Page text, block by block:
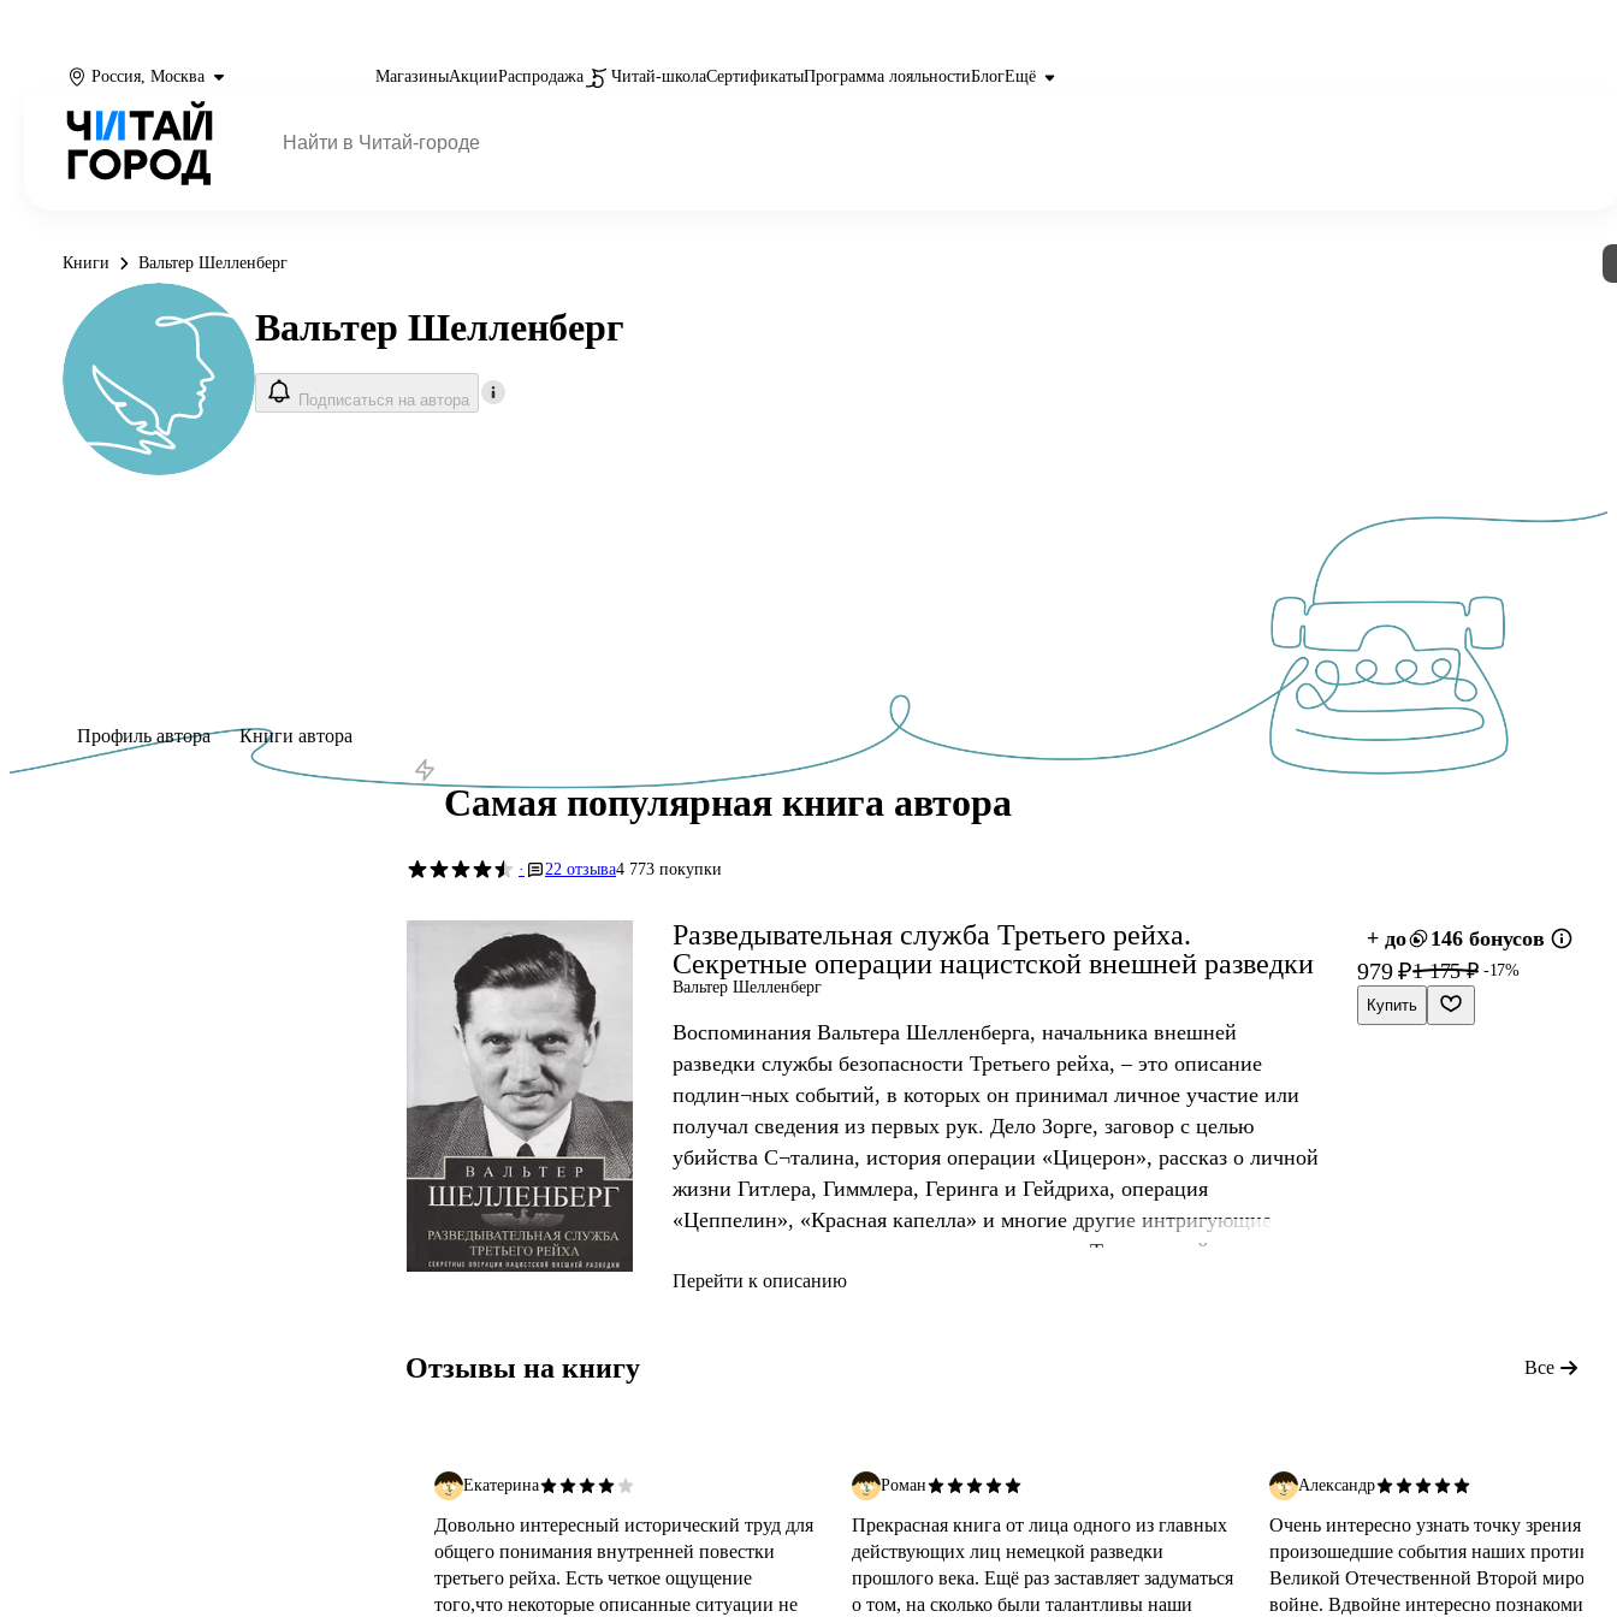
Россия, Москва МагазиныАкцииРаспродажа Читай-школаСертификатыПрограмма лояльностиБлогЕщё
Книги Вальтер Шелленберг
Вальтер Шелленберг
Подписаться на автора
Профиль автора Книги автора
Самая популярная книга автора
· 22 отзыва4 773 покупки
Разведывательная служба Третьего рейха.
Секретные операции нацистской внешней разведки
Вальтер Шелленберг
+ до 146 бонусов
979 ₽1 175 ₽ -17%
Купить
Воспоминания Вальтера Шелленберга, начальника внешней
разведки службы безопасности Третьего рейха, – это описание
подлин¬ных событий, в которых он принимал личное участие или
получал сведения из первых рук. Дело Зорге, заговор с целью
убийства С¬талина, история операции «Цицерон», рассказ о личной
жизни Гитлера, Гиммлера, Геринга и Гейдриха, операция
«Цеппелин», «Красная капелла» и многие другие интригующие
секреты разведки нацистов вплоть до краха Третьего рейха
Шелленберг описал без прикрас, не стремясь к самооправданию,
Перейти к описанию
Отзывы на книгу Все
Екатерина
Довольно интересный исторический труд для
общего понимания внутренней повестки
третьего рейха. Есть четкое ощущение
того,что некоторые описанные ситуации не
Роман
Прекрасная книга от лица одного из главных
действующих лиц немецкой разведки
прошлого века. Ещё раз заставляет задуматься
о том, на сколько были талантливы наши
Александр
Очень интересно узнать точку зрения на
произошедшие события наших
Великой Отечественной Второй мировой
войне. Вдвойне интересно